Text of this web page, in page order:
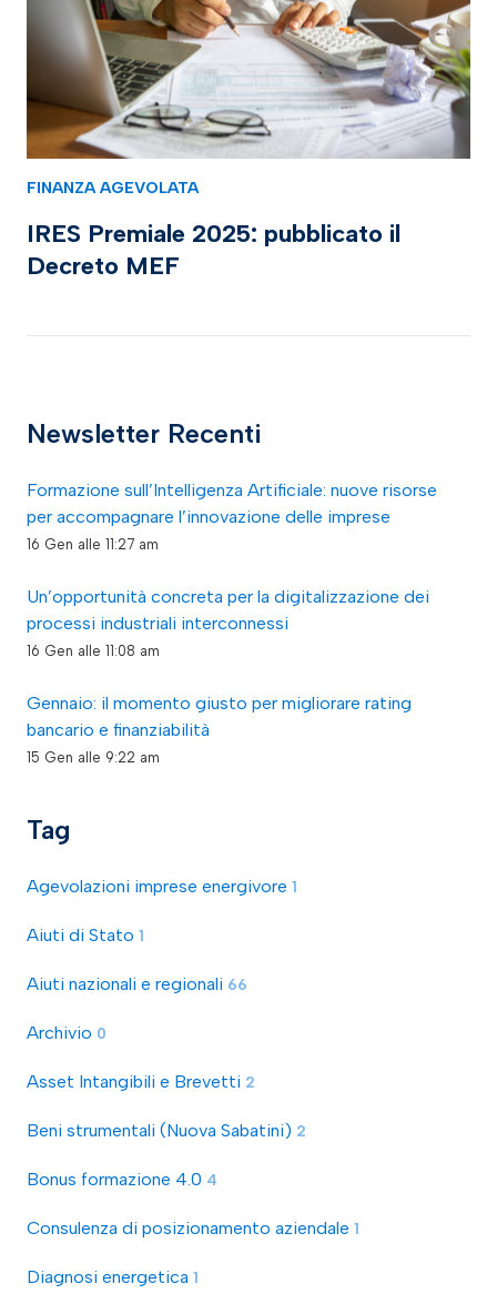
FINANZA AGEVOLATA
IRES Premiale 2025: pubblicato il
Decreto MEF
Newsletter Recenti
Formazione sull’Intelligenza Artificiale: nuove risorse
per accompagnare l’innovazione delle imprese
16 Gen alle 11:27 am
Un’opportunità concreta per la digitalizzazione dei
processi industriali interconnessi
16 Gen alle 11:08 am
Gennaio: il momento giusto per migliorare rating
bancario e finanziabilità
15 Gen alle 9:22 am
Tag
Agevolazioni imprese energivore 1
Aiuti di Stato 1
Aiuti nazionali e regionali 66
Archivio 0
Asset Intangibili e Brevetti 2
Beni strumentali (Nuova Sabatini) 2
Bonus formazione 4.0 4
Consulenza di posizionamento aziendale 1
Diagnosi energetica 1